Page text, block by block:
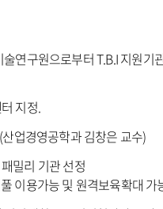
연구원으로부터 T.B.I 지원기
지정.
업경영공학과 김창은 교수)
밀리 기관 선정
이용가능 및 원격보육확대 가